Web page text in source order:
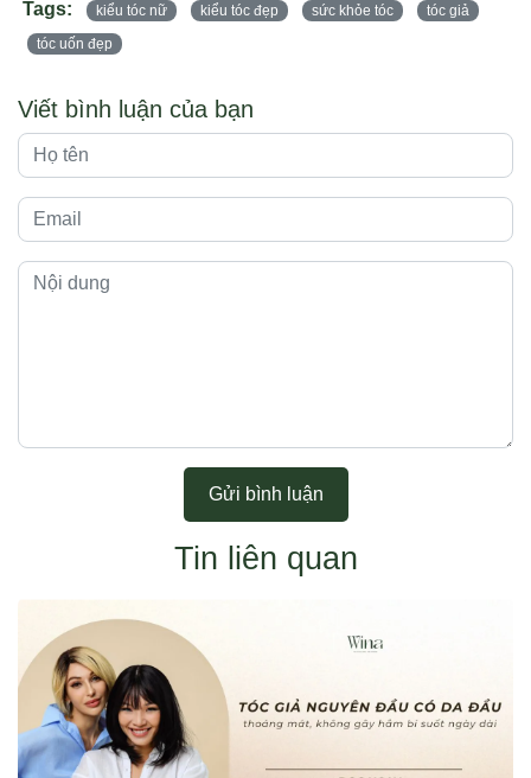
Tags: kiểu tóc nữ kiểu tóc đẹp sức khỏe tóc
tóc giả
tóc uốn đẹp
Viết bình luận của bạn
Gửi bình luận
Tin liên quan